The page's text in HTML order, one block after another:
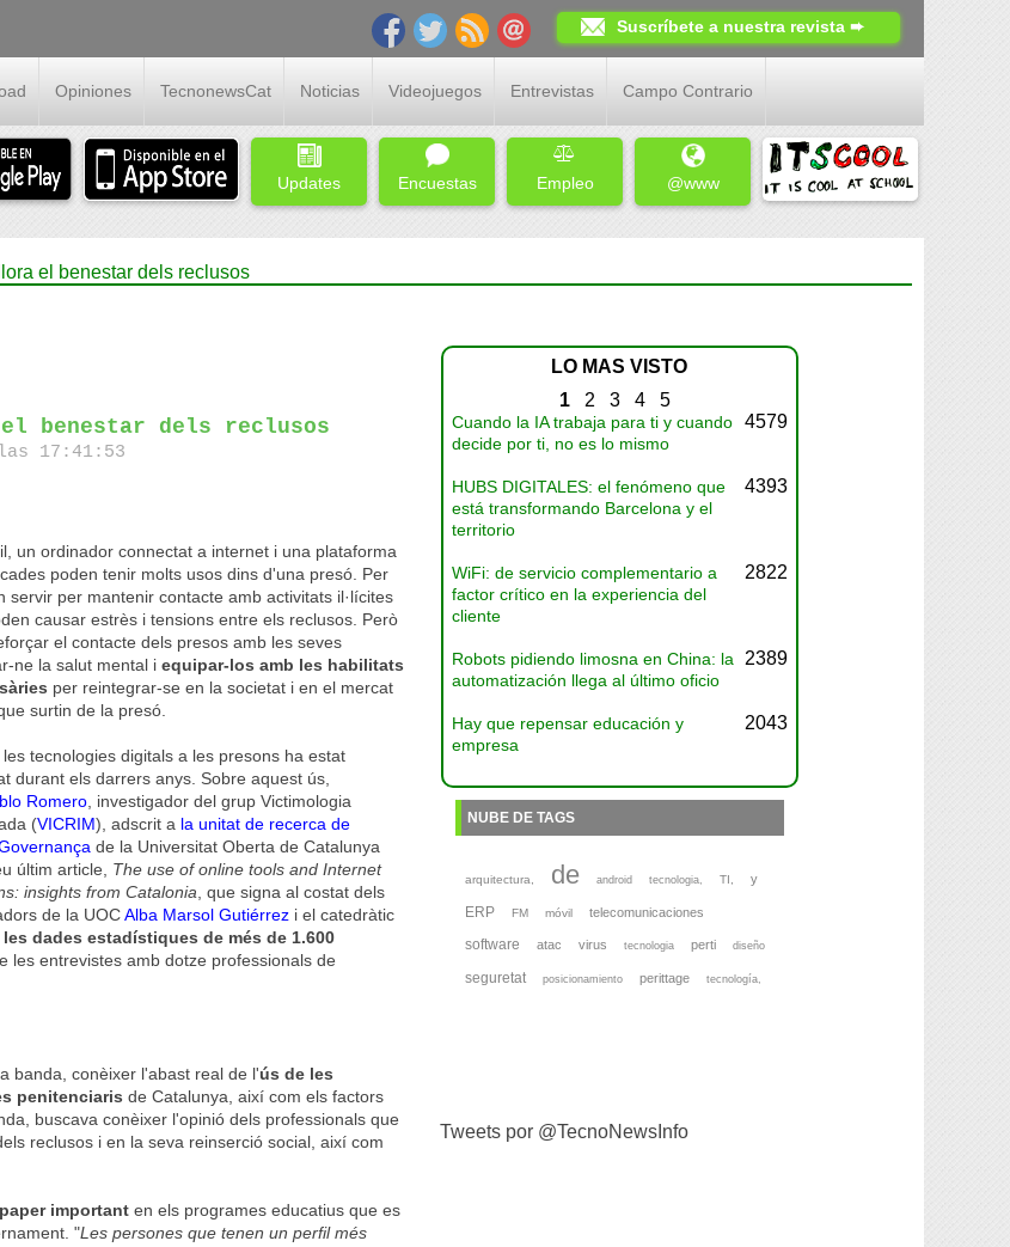
Suscríbete a nuestra revista ➨
Opiniones TecnonewsCat Noticias Videojuegos Entrevistas Campo Contrario
Updates Encuestas Empleo @www
el benestar dels reclusos
benestar dels reclusos
17:41:53
un ordinador connectat a internet i una plataforma
poden tenir molts usos dins d'una presó. Per
servir per mantenir contacte amb activitats il·lícites
causar estrès i tensions entre els reclusos. Però
el contacte dels presos amb les seves
ne la salut mental iequipar-los amb les habilitats
per reintegrar-se en la societat i en el mercat
surtin de la presó.
tecnologies digitals a les presons ha estat
durant els darrers anys. Sobre aquest ús,
Romero , investigador del grup Victimologia
(VICRIM), adscrit a la unitat de recerca de
de la Universitat Oberta de Catalunya
últim article, The use of online tools and Internet
insights from Catalonia , que signa al costat dels
de la UOCAlba Marsol Gutiérrez i el catedràtic
dades estadístiques de més de 1.600
les entrevistes amb dotze professionals de
banda, conèixer l'abast real de l'ús de les
penitenciaris de Catalunya, així com els factors
buscava conèixer l'opinió dels professionals que
reclusos i en la seva reinserció social, així com
important en els programes educatius que es
"Les persones que tenen un perfil més
LO MAS VISTO
1 2 3 4 5
Cuando la IA trabaja para ti y cuando
decide por ti, no es lo mismo
4579
HUBS DIGITALES: el fenómeno que
está transformando Barcelona y el
territorio
4393
WiFi: de servicio complementario a
factor crítico en la experiencia del
cliente
2822
Robots pidiendo limosna en China: la
automatización llega al último oficio
2389
Hay que repensar educación y
empresa
2043
NUBE DE TAGS
arquitectura, de android tecnologia, TI, y
ERP FM móvil telecomunicaciones
software atac virus tecnologia perti diseño
seguretat posicionamiento perittage tecnología,
Tweets por @TecnoNewsInfo